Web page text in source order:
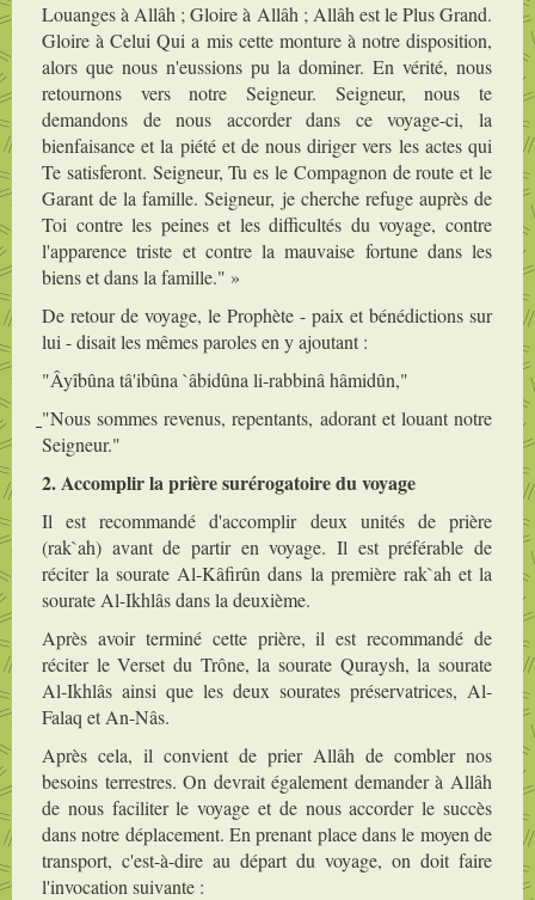
Louanges à Allâh ; Gloire à Allâh ; Allâh est le Plus Grand.
Gloire à Celui Qui a mis cette monture à notre disposition,
alors que nous n'eussions pu la dominer. En vérité, nous
retournons vers notre Seigneur. Seigneur, nous te
demandons de nous accorder dans ce voyage-ci, la
bienfaisance et la piété et de nous diriger vers les actes qui
Te satisferont. Seigneur, Tu es le Compagnon de route et le
Garant de la famille. Seigneur, je cherche refuge auprès de
Toi contre les peines et les difficultés du voyage, contre
l'apparence triste et contre la mauvaise fortune dans les
biens et dans la famille." »
De retour de voyage, le Prophète - paix et bénédictions sur
lui - disait les mêmes paroles en y ajoutant :
"Âyîbûna tâ'ibûna `âbidûna li-rabbinâ hâmidûn,"
"Nous sommes revenus, repentants, adorant et louant notre
Seigneur."
2. Accomplir la prière surérogatoire du voyage
Il est recommandé d'accomplir deux unités de prière
(rak`ah) avant de partir en voyage. Il est préférable de
réciter la sourate Al-Kâfirûn dans la première rak`ah et la
sourate Al-Ikhlâs dans la deuxième.
Après avoir terminé cette prière, il est recommandé de
réciter le Verset du Trône, la sourate Quraysh, la sourate
Al-Ikhlâs ainsi que les deux sourates préservatrices, Al-
Falaq et An-Nâs.
Après cela, il convient de prier Allâh de combler nos
besoins terrestres. On devrait également demander à Allâh
de nous faciliter le voyage et de nous accorder le succès
dans notre déplacement. En prenant place dans le moyen de
transport, c'est-à-dire au départ du voyage, on doit faire
l'invocation suivante :